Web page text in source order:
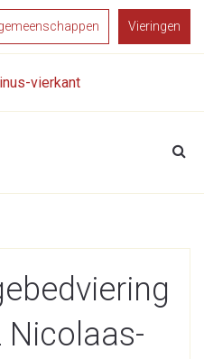
Vieringen